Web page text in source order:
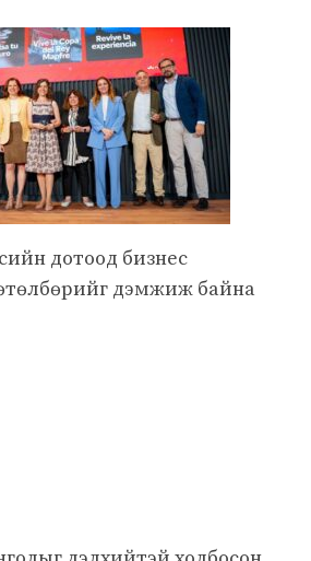
дотоод бизнес
дэмжиж байна